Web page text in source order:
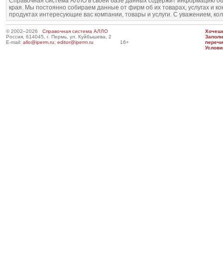
края. Мы постоянно собираем данные от фирм об их товарах, услугах и
продуктах интересующие вас компании, товары и услуги. С уважением,
© 2002–2026 Справочная система АЛЛО
Россия, 614045, г. Пермь, ул. Куйбышева, 2
E-mail: allo@iperm.ru; editor@iperm.ru 16+